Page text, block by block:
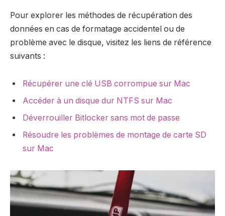
Pour explorer les méthodes de récupération des
données en cas de formatage accidentel ou de
problème avec le disque, visitez les liens de référence
suivants :
Récupérer une clé USB corrompue sur Mac
Accéder à un disque dur NTFS sur Mac
Déverrouiller Bitlocker sans mot de passe
Résoudre les problèmes de montage de carte SD
sur Mac